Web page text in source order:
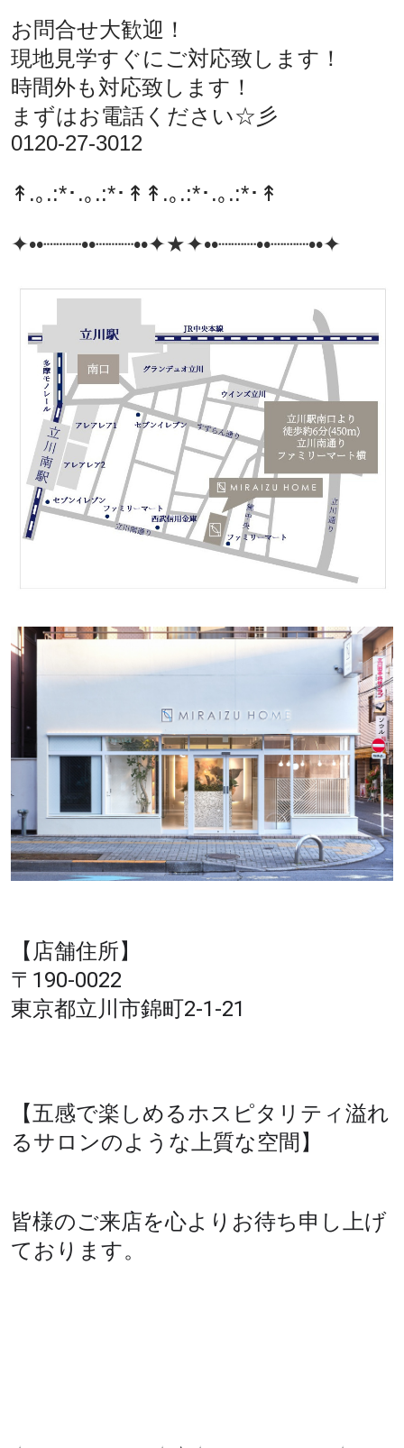
お問合せ大歓迎！
現地見学すぐにご対応致します！
時間外も対応致します！
まずはお電話ください☆彡
0120-27-3012
↟.｡.:*･.｡.:*･↟ ↟.｡.:*･.｡.:*･↟
✦••┈┈┈••┈┈┈••✦★✦••┈┈┈••┈┈┈••✦
【店舗住所】
〒190-0022
東京都立川市錦町2-1-21
【五感で楽しめるホスピタリティ溢れ
るサロンのような上質な空間】
皆様のご来店を心よりお待ち申し上げ
ております。